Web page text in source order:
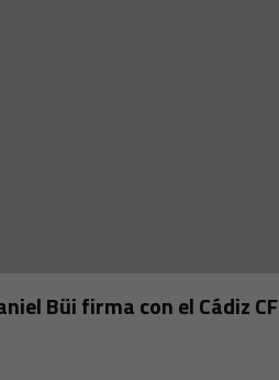
Büi firma con el Cádiz CF